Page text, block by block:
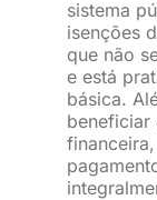
sistema
isenções
que não
e está
básica.
beneficiar